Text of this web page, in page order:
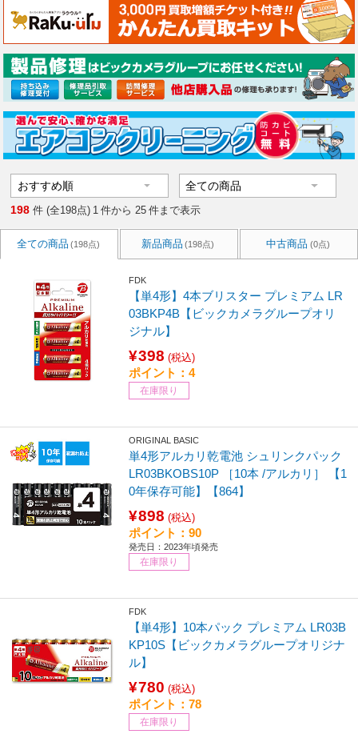
198 件 (全198点) 1 件から 25 件まで表示
全ての商品 (198点) 新品商品 (198点) 中古商品 (0点)
FDK
【単4形】4本ブリスター プレミアム LR
03BKP4B【ビックカメラグループオリ
ジナル】
¥398 (税込)
ポイント：4
在庫限り
ORIGINAL BASIC
単4形アルカリ乾電池 シュリンクパック
LR03BKOBS10P ［10本 /アルカリ］ 【1
0年保存可能】【864】
¥898 (税込)
ポイント：90
発売日：2023年頃発売
在庫限り
FDK
【単4形】10本パック プレミアム LR03B
KP10S【ビックカメラグループオリジナ
ル】
¥780 (税込)
ポイント：78
在庫限り